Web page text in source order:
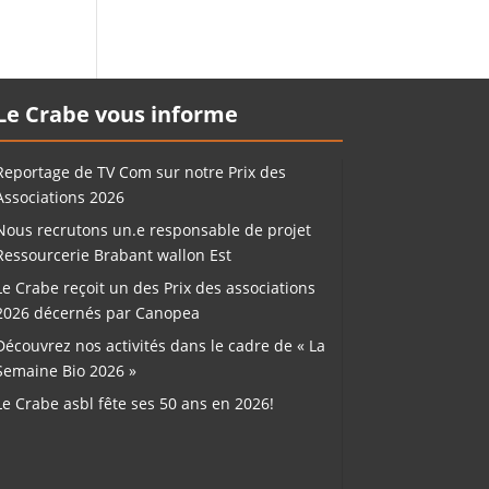
Crabe vous informe
de TV Com sur notre Prix des
2026
recrutons un.e responsable de projet
Brabant wallon Est
Crabe reçoit un des Prix des associations
décernés par Canopea
nos activités dans le cadre de « La
Bio 2026 »
Crabe asbl fête ses 50 ans en 2026!